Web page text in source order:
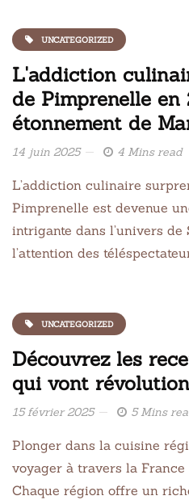
UNCATEGORIZED
L'addiction
de Pimprenelle
étonnement de
14 juin 2025 4 Mins read
L’addiction culinaire
Pimprenelle est devenue
intrigante dans l’univers
l’attention des
UNCATEGORIZED
Découvrez les
qui vont
15 février 2025 5 Mins
Plonger dans la cuisine
voyager à travers la France
Chaque région offre un